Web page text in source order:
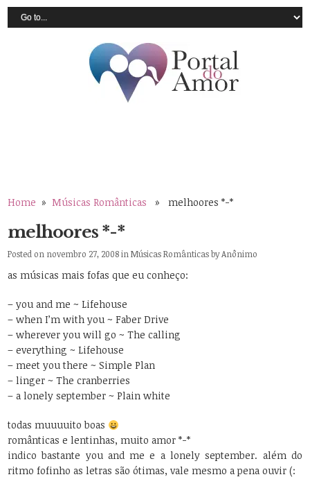
Home » Músicas Românticas » melhoores *-*
melhoores *-*
Posted on novembro 27, 2008 inMúsicas RomânticasbyAnônimo
as músicas mais fofas que eu conheço:
– you and me ~ Lifehouse
– when I’m with you ~ Faber Drive
– wherever you will go ~ The calling
– everything ~ Lifehouse
– meet you there ~ Simple Plan
– linger ~ The cranberries
– a lonely september ~ Plain white
todas muuuuito boas
românticas e lentinhas, muito amor *-*
indico bastante you and me e a lonely september. além do
ritmo fofinho as letras são ótimas, vale mesmo a pena ouvir (: